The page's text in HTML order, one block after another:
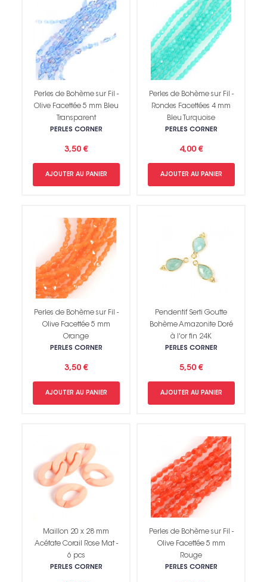
Perles de Bohème sur Fil -
Olive Facettée 5 mm Bleu
Transparent
PERLES CORNER
3,50 €
AJOUTER AU PANIER
Perles de Bohème sur Fil -
Rondes Facettées 4 mm
Bleu Turquoise
PERLES CORNER
4,00 €
AJOUTER AU PANIER
Perles de Bohème sur Fil -
Olive Facettée 5 mm
Orange
PERLES CORNER
3,50 €
AJOUTER AU PANIER
Pendentif Serti Goutte
Bohème Amazonite Doré
à l'or fin 24K
PERLES CORNER
5,50 €
AJOUTER AU PANIER
Maillon 20 x 28 mm
Acétate Corail Rose Mat -
6 pcs
PERLES CORNER
Perles de Bohème sur Fil -
Olive Facettée 5 mm
Rouge
PERLES CORNER